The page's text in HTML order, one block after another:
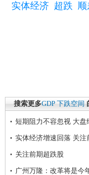
实体经济 超跌 顺
搜索更多GDP 下跌空间
短期阻力不容忽视 大
实体经济增速回落 关注
关注前期超跌股
广州万隆：改革将是今